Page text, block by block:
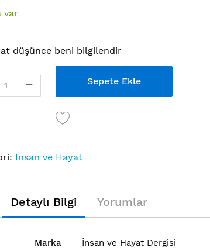
var
düşünce beni bilgilendir
Sepete Ekle
Insan ve Hayat
Detaylı Bilgi
Marka İnsan ve Hayat Dergisi
Yorumlar